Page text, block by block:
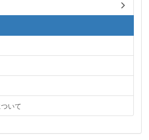
いて